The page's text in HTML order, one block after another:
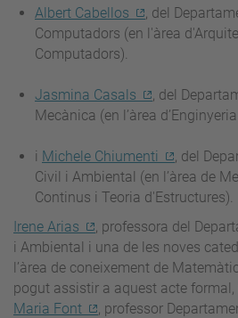
Albert Cabellos
, del
Computadors (en l'àrea
Computadors).
Jasmina Casals
, del
Mecànica (en l’àrea
i Michele Chiumenti
, del
Civil i Ambiental (en l’àrea de
Continus i Teoria d'Estructures).
Irene Arias
, professora del
i Ambiental i una de les noves
l’àrea de coneixement de
pogut assistir a aquest acte formal,
Maria Font
, professor